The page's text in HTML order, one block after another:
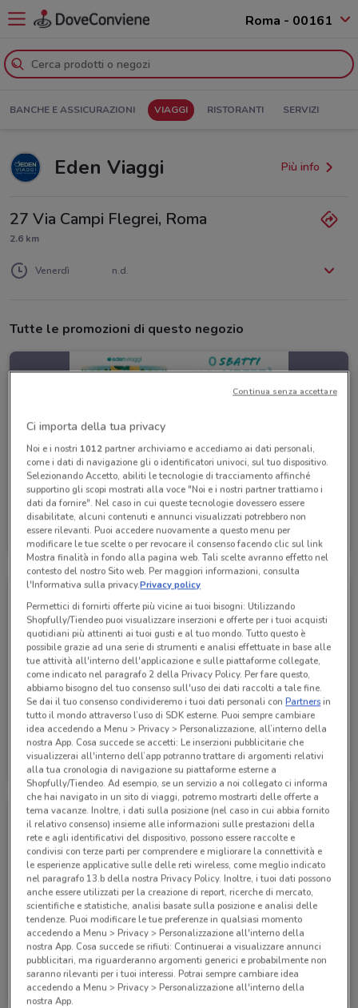
Roma - 00161
BANCHE E ASSICURAZIONI VIAGGI RISTORANTI SERVIZI
Eden Viaggi Più info
27 Via Campi Flegrei, Roma
2.6 km
Venerdì n.d.
Tutte le promozioni di questo negozio
Eden Viaggi
Scade il 30/04 530 m
Eden Viaggi
Scade il 30/04 530 m
Eden Viaggi
Scade il 30/04
Eden Viaggi
Scade il 30/04 530 m
Eden Viaggi
Scade il 31/10
Ci importa della tua privacy
Noi e i nostri 1012partner archiviamo e accediamo ai dati personali,
come i dati di navigazione gli o identificatori univoci, sul tuo dispositivo.
Selezionando Accetto, abiliti le tecnologie di tracciamento affinché
supportino gli scopi mostrati alla voce "Noi e i nostri partner trattiamo i
dati da fornire". Nel caso in cui queste tecnologie dovessero essere
disabilitate, alcuni contenuti e annunci visualizzati potrebbero non
essere rilevanti. Puoi accedere nuovamente a questo menu per
modificare le tue scelte o per revocare il consenso facendo clic sul link
Mostra finalità in fondo alla pagina web. Tali scelte avranno effetto nel
contesto del nostro Sito web. Per maggiori informazioni, consulta
l'Informativa sulla privacy.Privacy policy
Permettici di fornirti offerte più vicine ai tuoi bisogni: Utilizzando
Shopfully/Tiendeo puoi visualizzare inserzioni e offerte per i tuoi acquisti
quotidiani più attinenti ai tuoi gusti e al tuo mondo. Tutto questo è
possibile grazie ad una serie di strumenti e analisi effettuate in base alle
tue attività all'interno dell'applicazione e sulle piattaforme collegate,
come indicato nel paragrafo 2 della Privacy Policy. Per fare questo,
abbiamo bisogno del tuo consenso sull'uso dei dati raccolti a tale fine.
Se dai il tuo consenso condivideremo i tuoi dati personali conPartnersin
tutto il mondo attraverso l’uso di SDK esterne. Puoi sempre cambiare
idea accedendo a Menu > Privacy > Personalizzazione, all’interno della
nostra App. Cosa succede se accetti: Le inserzioni pubblicitarie che
visualizzerai all'interno dell’app potranno trattare di argomenti relativi
alla tua cronologia di navigazione su piattaforme esterne a
Shopfully/Tiendeo. Ad esempio, se un servizio a noi collegato ci informa
che hai navigato in un sito di viaggi, potremo mostrarti delle offerte a
tema vacanze. Inoltre, i dati sulla posizione (nel caso in cui abbia fornito
il relativo consenso) insieme alle informazioni sulle prestazioni della
rete e agli identificativi del dispositivo, possono essere raccolte e
condivisi con terze parti per comprendere e migliorare la connettività e
le esperienze applicative sulle delle reti wireless, come meglio indicato
nel paragrafo 13.b della nostra Privacy Policy. Inoltre, i tuoi dati possono
anche essere utilizzati per la creazione di report, ricerche di mercato,
scientifiche e statistiche, analisi basate sulla posizione e analisi delle
tendenze. Puoi modificare le tue preferenze in qualsiasi momento
accedendo a Menu > Privacy > Personalizzazione all'interno della
nostra App. Cosa succede se rifiuti: Continuerai a visualizzare annunci
pubblicitari, ma riguarderanno argomenti generici e probabilmente non
saranno rilevanti per i tuoi interessi. Potrai sempre cambiare idea
accedendo a Menu > Privacy > Personalizzazione all'interno della
nostra App.
Continua senza accettare